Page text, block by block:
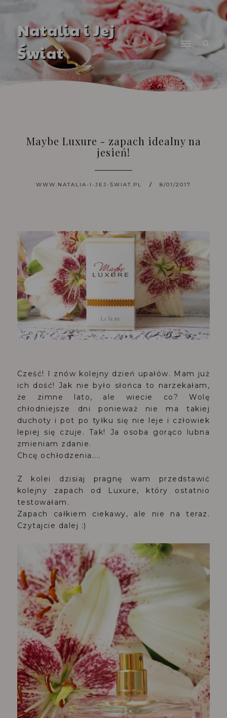
Natalia i Jej
Świat
Maybe Luxure - zapach idealny na
jesień!
WWW.NATALIA-I-JEJ-ŚWIAT.PL 8/01/2017
Cześć! I znów kolejny dzień upałów. Mam już
ich dość! Jak nie było słońca to narzekałam,
że zimne lato, ale wiecie co? Wolę
chłodniejsze dni ponieważ nie ma takiej
duchoty i pot po tyłku się nie leje i człowiek
lepiej się czuje. Tak! Ja osoba gorąco lubna
zmieniam zdanie.
Chcę ochłodzenia....
Z kolei dzisiaj pragnę wam przedstawić
kolejny zapach od Luxure, który ostatnio
testowałam.
Zapach całkiem ciekawy, ale nie na teraz.
Czytajcie dalej :)